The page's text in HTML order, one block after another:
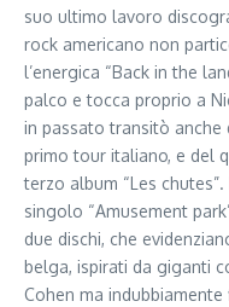
suo ultimo lavoro
rock americano non
l’energica “Back in the
palco e tocca proprio a
in passato transitò anche
primo tour italiano, e del
terzo album “Les
singolo “Amusement
due dischi, che
belga, ispirati da giganti
Cohen ma